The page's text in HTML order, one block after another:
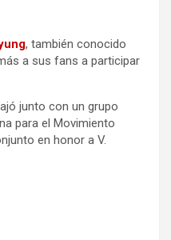
, también conocido
a sus fans a participar
junto con un grupo
para el Movimiento
en honor a V.